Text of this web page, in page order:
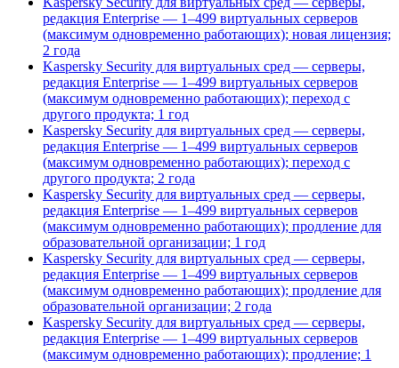
редакция Enterprise — 1–499 виртуальных серверов
(максимум одновременно работающих); новая лицензия;
2 года
Kaspersky Security для виртуальных сред — серверы,
редакция Enterprise — 1–499 виртуальных серверов
(максимум одновременно работающих); переход с
другого продукта; 1 год
Kaspersky Security для виртуальных сред — серверы,
редакция Enterprise — 1–499 виртуальных серверов
(максимум одновременно работающих); переход с
другого продукта; 2 года
Kaspersky Security для виртуальных сред — серверы,
редакция Enterprise — 1–499 виртуальных серверов
(максимум одновременно работающих); продление для
образовательной организации; 1 год
Kaspersky Security для виртуальных сред — серверы,
редакция Enterprise — 1–499 виртуальных серверов
(максимум одновременно работающих); продление для
образовательной организации; 2 года
Kaspersky Security для виртуальных сред — серверы,
редакция Enterprise — 1–499 виртуальных серверов
(максимум одновременно работающих); продление; 1